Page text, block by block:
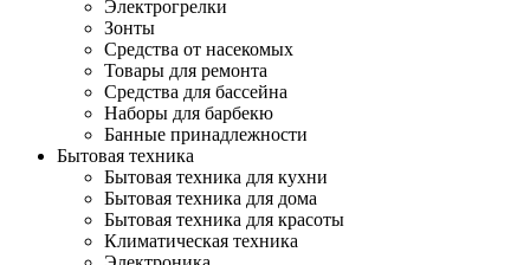
Электрогрелки
Зонты
Средства от насекомых
Товары для ремонта
Средства для бассейна
Наборы для барбекю
Банные принадлежности
Бытовая техника
Бытовая техника для кухни
Бытовая техника для дома
Бытовая техника для красоты
Климатическая техника